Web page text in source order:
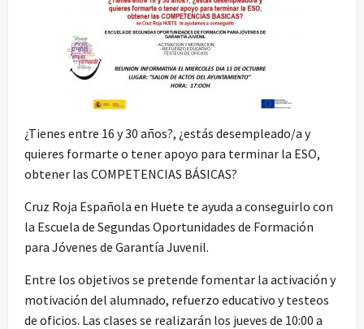
¿Tienes entre 16 y 30 años?, ¿estás desempleado/a y
quieres formarte o tener apoyo para terminar la ESO,
obtener las COMPETENCIAS BÁSICAS?
Cruz Roja Española en Huete te ayuda a conseguirlo con
la Escuela de Segundas Oportunidades de Formación
para Jóvenes de Garantía Juvenil.
Entre los objetivos se pretende fomentar la activación y
motivación del alumnado, refuerzo educativo y testeos
de oficios. Las clases se realizarán los jueves de 10:00 a